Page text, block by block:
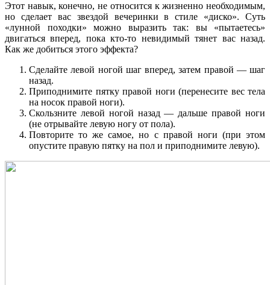
Этот навык, конечно, не относится к жизненно необходимым,
но сделает вас звездой вечеринки в стиле «диско». Суть
«лунной походки» можно выразить так: вы «пытаетесь»
двигаться вперед, пока кто-то невидимый тянет вас назад.
Как же добиться этого эффекта?
Сделайте левой ногой шаг вперед, затем правой — шаг
назад.
Приподнимите пятку правой ноги (перенесите вес тела
на носок правой ноги).
Скользните левой ногой назад — дальше правой ноги
(не отрывайте левую ногу от пола).
Повторите то же самое, но с правой ноги (при этом
опустите правую пятку на пол и приподнимите левую).